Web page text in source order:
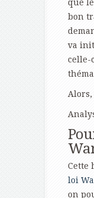
que
bon
va
celle-
Alors,
Cette
loi
on